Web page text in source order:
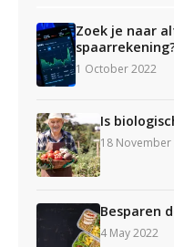
Zoek je naar
1 October 2022
Is
18 November
Besparen
4 May 2022